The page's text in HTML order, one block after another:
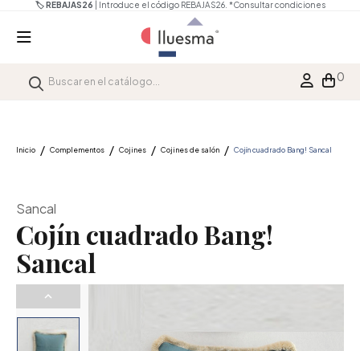
🏷️ REBAJAS26 | Introduce el código REBAJAS26. *Consultar condiciones
0
Inicio Complementos Cojines Cojines de salón Cojín cuadrado Bang! Sancal
Sancal
Cojín cuadrado Bang!
Sancal